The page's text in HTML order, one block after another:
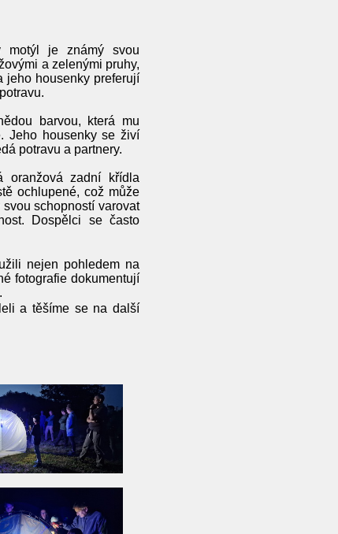
motýl je známý svou
a zelenými pruhy,
jeho housenky preferují
barvou, která mu
Jeho housenky se živí
potravu a partnery.
oranžová zadní křídla
ochlupené, což může
schopností varovat
Dospělci se často
nejen pohledem na
fotografie dokumentují
a těšíme se na další